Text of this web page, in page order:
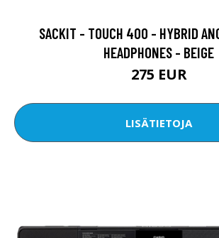
SACKIT - TOUCH 400 - HYBRID
HEADPHONES - BEIGE
275 EUR
LISÄTIETOJA